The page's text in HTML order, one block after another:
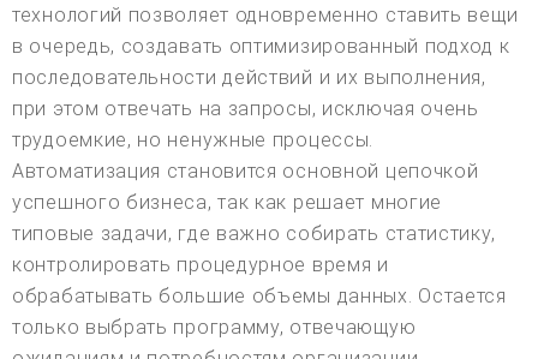
технологий позволяет одновременно ставить вещи
в очередь, создавать оптимизированный подход к
последовательности действий и их выполнения,
при этом отвечать на запросы, исключая очень
трудоемкие, но ненужные процессы.
Автоматизация становится основной цепочкой
успешного бизнеса, так как решает многие
типовые задачи, где важно собирать статистику,
контролировать процедурное время и
обрабатывать большие объемы данных. Остается
только выбрать программу, отвечающую